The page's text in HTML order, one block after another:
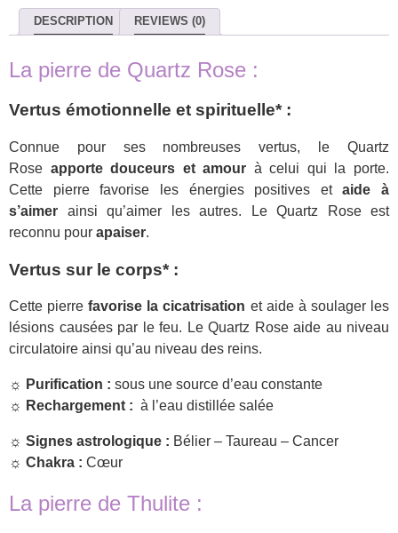
DESCRIPTION REVIEWS (0)
La pierre de Quartz Rose :
Vertus émotionnelle et spirituelle* :
Connue pour ses nombreuses vertus, le Quartz
Rose apporte douceurs et amour à celui qui la porte.
Cette pierre favorise les énergies positives etaide à
s’aimer ainsi qu’aimer les autres. Le Quartz Rose est
reconnu pour apaiser.
Vertus sur le corps* :
Cette pierrefavorise la cicatrisation et aide à soulager les
lésions causées par le feu. Le Quartz Rose aide au niveau
circulatoire ainsi qu’au niveau des reins.
☼ Purification : sous une source d’eau constante
☼ Rechargement : à l’eau distillée salée
☼ Signes astrologique : Bélier – Taureau – Cancer
☼ Chakra : Cœur
La pierre de Thulite :